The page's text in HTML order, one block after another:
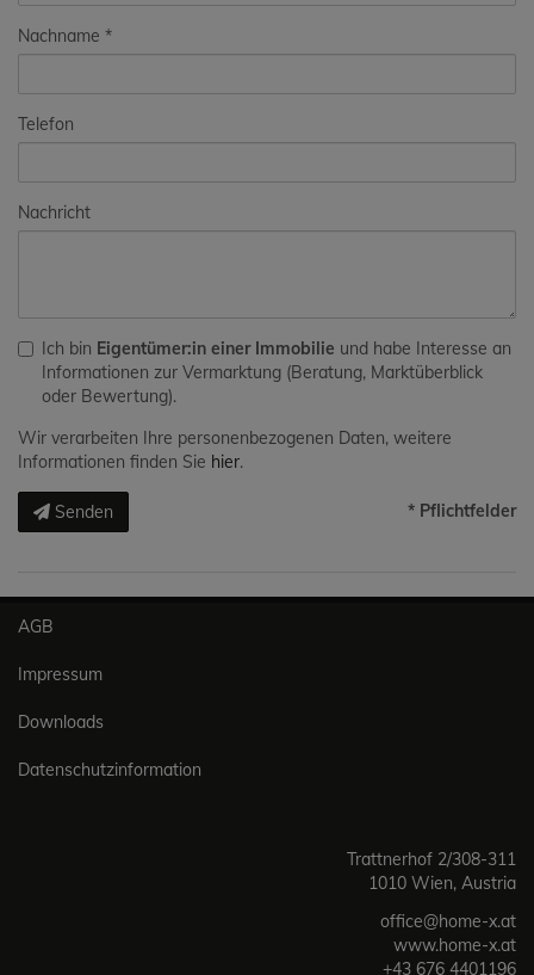
Nachname
Telefon
Nachricht
Ich bin Eigentümer:in einer Immobilie und habe Interesse an
Informationen zur Vermarktung (Beratung, Marktüberblick
oder Bewertung).
Wir verarbeiten Ihre personenbezogenen Daten, weitere
Informationen finden Sie hier.
Senden * Pflichtfelder
AGB
Impressum
Downloads
Datenschutzinformation
Trattnerhof 2/308-311
1010 Wien, Austria
office@home-x.at
www.home-x.at
+43 676 4401196